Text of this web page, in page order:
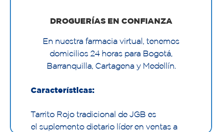
DROGUERÍAS EN CONFIANZA
En nuestra farmacia virtual, tenemos
domicilios 24 horas para Bogotá,
Barranquilla, Cartagena y Medellín.
Características:
Tarrito Rojo tradicional de JGB es
el suplemento dietario líder en ventas a